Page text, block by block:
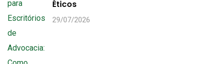
Éticos
29/07/2026